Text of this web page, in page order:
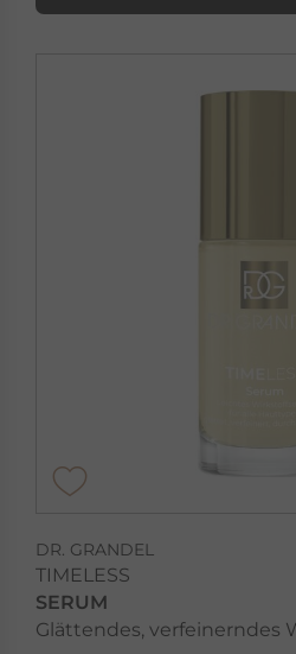
DR. GRANDEL
TIMELESS
SERUM
Glättendes, verfeinerndes